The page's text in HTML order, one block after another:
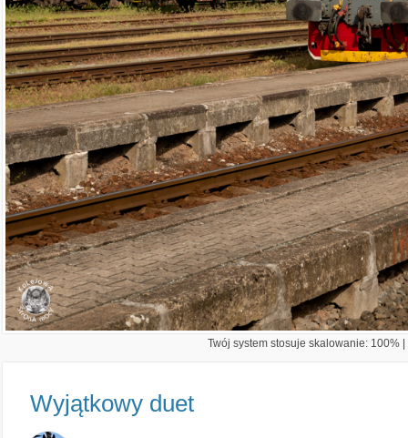
Twój system stosuje skalowanie: 100%
Wyjątkowy duet